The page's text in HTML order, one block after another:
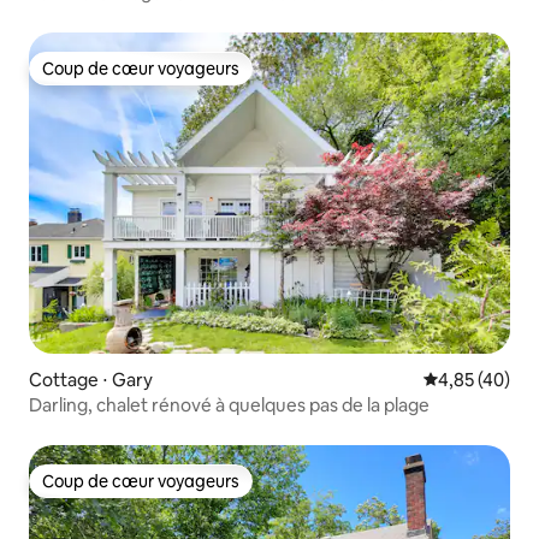
Coup de cœur voyageurs
Coup de cœur voyageurs
Cottage ⋅ Gary Évaluation
4,85 (40)
Darling, chalet rénové à quelques pas de la plage
Coup de cœur voyageurs
Coup de cœur voyageurs